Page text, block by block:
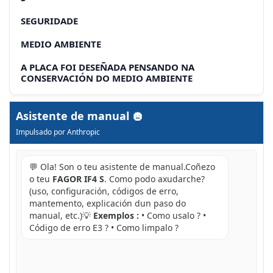
SEGURIDADE
MEDIO AMBIENTE
A PLACA FOI DESEÑADA PENSANDO NA
CONSERVACIÓN DO MEDIO AMBIENTE
Asistente de manual
Impulsado por Anthropic
💬 Ola! Son o teu asistente de manual.Coñezo
o teu FAGOR IF4 S. Como podo axudarche?
(uso, configuración, códigos de erro,
mantemento, explicación dun paso do
manual, etc.)💡 Exemplos : • Como usalo ? •
Código de erro E3 ? • Como limpalo ?